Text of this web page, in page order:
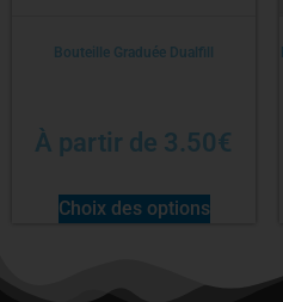
Bouteille Graduée Dualfill
À partir de 3.50€
Choix des options